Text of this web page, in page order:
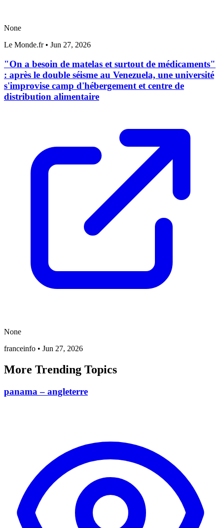
None
Le Monde.fr • Jun 27, 2026
"On a besoin de matelas et surtout de médicaments"
: après le double séisme au Venezuela, une université
s'improvise camp d'hébergement et centre de
distribution alimentaire
None
franceinfo • Jun 27, 2026
More Trending Topics
panama – angleterre